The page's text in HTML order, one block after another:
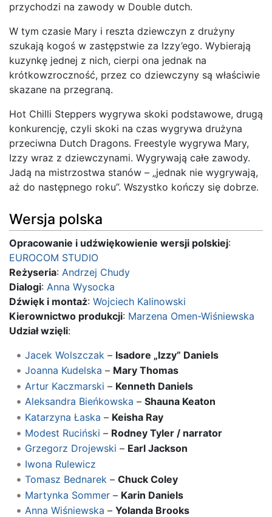
przychodzi na zawody w Double dutch.
W tym czasie Mary i reszta dziewczyn z drużyny
szukają kogoś w zastępstwie za Izzy’ego. Wybierają
kuzynkę jednej z nich, cierpi ona jednak na
krótkowzroczność, przez co dziewczyny są właściwie
skazane na przegraną.
Hot Chilli Steppers wygrywa skoki podstawowe, drugą
konkurencję, czyli skoki na czas wygrywa drużyna
przeciwna Dutch Dragons. Freestyle wygrywa Mary,
Izzy wraz z dziewczynami. Wygrywają całe zawody.
Jadą na mistrzostwa stanów – „jednak nie wygrywają,
aż do następnego roku”. Wszystko kończy się dobrze.
Wersja polska
Opracowanie i udźwiękowienie wersji polskiej:
EUROCOM STUDIO
Reżyseria: Andrzej Chudy
Dialogi: Anna Wysocka
Dźwięk i montaż: Wojciech Kalinowski
Kierownictwo produkcji: Marzena Omen-Wiśniewska
Udział wzięli:
Jacek Wolszczak – Isadore „Izzy” Daniels
Joanna Kudelska – Mary Thomas
Artur Kaczmarski – Kenneth Daniels
Aleksandra Bieńkowska – Shauna Keaton
Katarzyna Łaska – Keisha Ray
Modest Ruciński – Rodney Tyler / narrator
Grzegorz Drojewski – Earl Jackson
Iwona Rulewicz
Tomasz Bednarek– Chuck Coley
Martynka Sommer– Karin Daniels
Anna Wiśniewska – Yolanda Brooks